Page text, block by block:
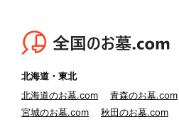
北海道・東北
北海道のお墓.com
青森のお墓.com
宮城のお墓.com
秋田のお墓.com